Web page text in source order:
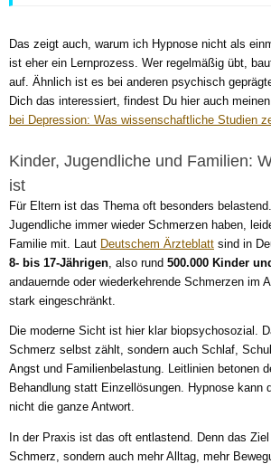
Das zeigt auch, warum ich Hypnose nicht als
ist eher ein Lernprozess. Wer regelmäßig übt,
auf. Ähnlich ist es bei anderen psychisch
Dich das interessiert, findest Du hier auch
bei Depression: Was wissenschaftliche Studien
Kinder, Jugendliche und Familien:
ist
Für Eltern ist das Thema oft besonders
Jugendliche immer wieder Schmerzen haben,
Familie mit. Laut Deutschem Ärzteblatt sind in
8- bis 17-Jährigen , also rund 500.000 Kinder
andauernde oder wiederkehrende Schmerzen im
stark eingeschränkt.
Die moderne Sicht ist hier klar biopsychosozial.
Schmerz selbst zählt, sondern auch Schlaf,
Angst und Familienbelastung. Leitlinien betonen
Behandlung statt Einzellösungen. Hypnose kann
nicht die ganze Antwort.
In der Praxis ist das oft entlastend. Denn das
Schmerz, sondern auch mehr Alltag, mehr